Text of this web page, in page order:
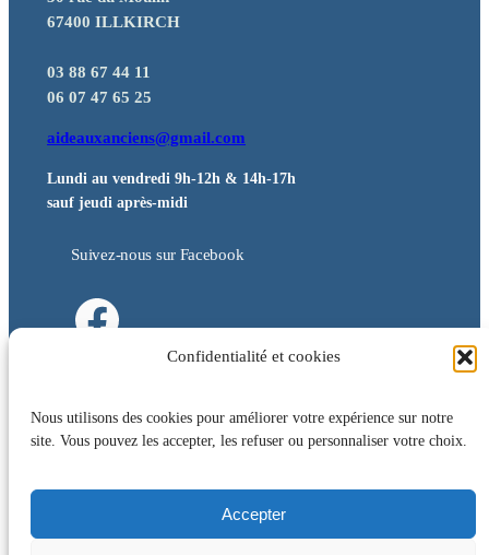
Confidentialité et cookies
Nous utilisons des cookies pour améliorer votre expérience sur notre
site. Vous pouvez les accepter, les refuser ou personnaliser votre choix.
Accepter
67400 ILLKIRCH
03 88 67 44 11
06 07 47 65 25
aideauxanciens@gmail.com
Lundi au vendredi 9h-12h & 14h-17h
sauf jeudi après-midi
Suivez-nous sur Facebook
Suivez-nous sur Facebook
Galerie & Médias